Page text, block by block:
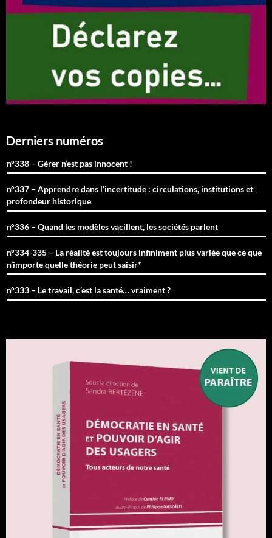
Derniers numéros
n°338 – Gérer n’est pas innocent !
n°337 – Apprendre dans l’incertitude : circulations, institutions et
profondeur historique
n°336 – Quand les modèles vacillent, les sociétés parlent
n°334-335 – La réalité est toujours infiniment plus variée que ce que
n’importe quelle théorie peut saisir*
n°333 – Le travail, c’est la santé… vraiment ?